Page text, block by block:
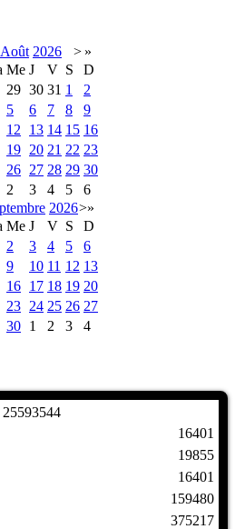
Août 2026 > »
Me J V S
D
29 30 31 1
2
5 6 7 8
9
12 13 14 15 16
19 20 21 22 23
26 27 28 29 30
2 3 4 5
6
2026>»
Me J V S
D
2 3 4 5
6
9 10 11 12 13
16 17 18 19 20
23 24 25 26 27
30 1 2 3 4
25593544
16401
19855
16401
159480
375217